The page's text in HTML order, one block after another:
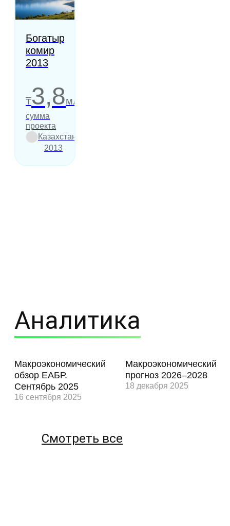
Богатырь
комир
2013
₸3,8млрд
сумма
проекта
Казахстан
2013
Аналитика
Макроэкономический
обзор ЕАБР.
Сентябрь 2025
16 сентября 2025
Макроэкономический
прогноз 2026–2028
18 декабря 2025
Смотреть все